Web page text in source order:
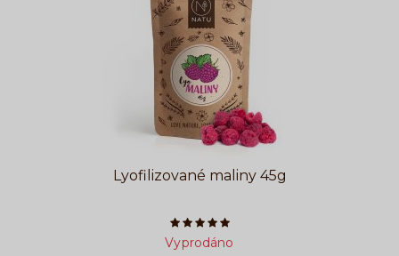
Lyofilizované maliny 45g
Počet hvězdiček je 5 z 5
Vyprodáno